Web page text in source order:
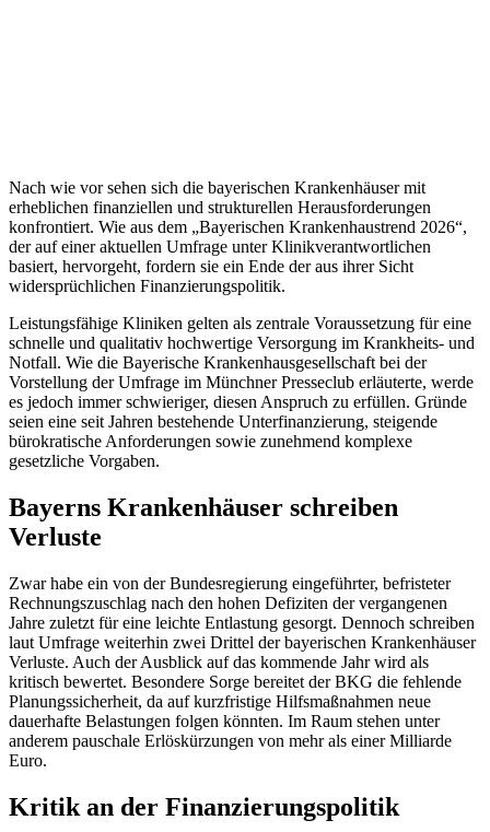
Nach wie vor sehen sich die bayerischen Krankenhäuser mit
erheblichen finanziellen und strukturellen Herausforderungen
konfrontiert. Wie aus dem „Bayerischen Krankenhaustrend 2026“,
der auf einer aktuellen Umfrage unter Klinikverantwortlichen
basiert, hervorgeht, fordern sie ein Ende der aus ihrer Sicht
widersprüchlichen Finanzierungspolitik.
Leistungsfähige Kliniken gelten als zentrale Voraussetzung für eine
schnelle und qualitativ hochwertige Versorgung im Krankheits- und
Notfall. Wie die Bayerische Krankenhausgesellschaft bei der
Vorstellung der Umfrage im Münchner Presseclub erläuterte, werde
es jedoch immer schwieriger, diesen Anspruch zu erfüllen. Gründe
seien eine seit Jahren bestehende Unterfinanzierung, steigende
bürokratische Anforderungen sowie zunehmend komplexe
gesetzliche Vorgaben.
Bayerns Krankenhäuser schreiben
Verluste
Zwar habe ein von der Bundesregierung eingeführter, befristeter
Rechnungszuschlag nach den hohen Defiziten der vergangenen
Jahre zuletzt für eine leichte Entlastung gesorgt. Dennoch schreiben
laut Umfrage weiterhin zwei Drittel der bayerischen Krankenhäuser
Verluste. Auch der Ausblick auf das kommende Jahr wird als
kritisch bewertet. Besondere Sorge bereitet der BKG die fehlende
Planungssicherheit, da auf kurzfristige Hilfsmaßnahmen neue
dauerhafte Belastungen folgen könnten. Im Raum stehen unter
anderem pauschale Erlöskürzungen von mehr als einer Milliarde
Euro.
Kritik an der Finanzierungspolitik